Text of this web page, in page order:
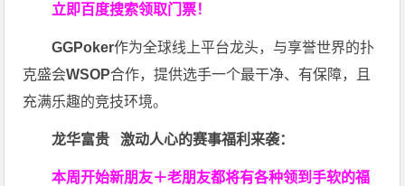
立即百度搜索领取门票！
GGPoker作为全球线上平台龙头，与享誉世界的扑
克盛会WSOP合作，提供选手一个最干净、有保障，且
充满乐趣的竞技环境。
龙华富贵 激动人心的赛事福利来袭：
本周开始新朋友＋老朋友都将有各种领到手软的福